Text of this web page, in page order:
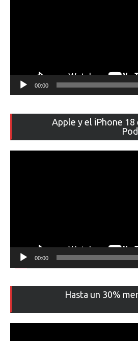
00:00
Apple y el iPhone
00:00
Hasta un 30%